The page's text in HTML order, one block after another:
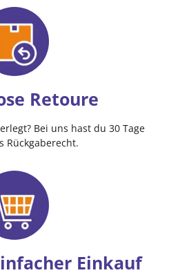
Retoure
Bei uns hast du 30 Tage
Rückgaberecht.
Einkauf